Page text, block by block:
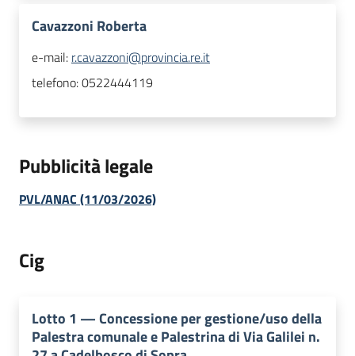
Cavazzoni Roberta
e-mail: r.cavazzoni@provincia.re.it
telefono:0522444119
Pubblicità legale
PVL/ANAC (11/03/2026)
Cig
Lotto 1 —Concessione per gestione/uso della
Palestra comunale e Palestrina di Via Galilei n.